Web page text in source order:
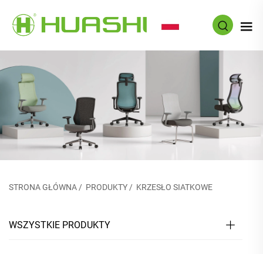
STRONA GŁÓWNA / PRODUKTY / KRZESŁO SIATKOWE
WSZYSTKIE PRODUKTY